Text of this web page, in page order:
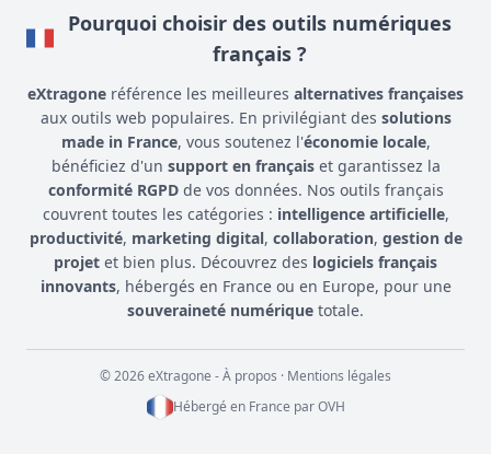
Pourquoi choisir des outils numériques
français ?
eXtragone référence les meilleures alternatives françaises
aux outils web populaires. En privilégiant des solutions
made in France, vous soutenez l'économie locale,
bénéficiez d'un support en françaiset garantissez la
conformité RGPDde vos données. Nos outils français
couvrent toutes les catégories : intelligence artificielle,
productivité, marketing digital, collaboration, gestion de
projet et bien plus. Découvrez des logiciels français
innovants, hébergés en France ou en Europe, pour une
souveraineté numérique totale.
© 2026 eXtragone -À propos · Mentions légales
Hébergé en France parOVH